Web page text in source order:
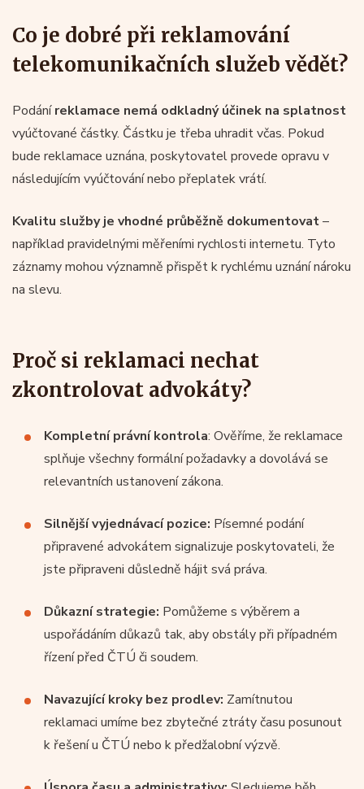
Co je dobré při reklamování
telekomunikačních služeb vědět?
Podáníreklamace nemá odkladný účinek na splatnost
vyúčtované částky. Částku je třeba uhradit včas. Pokud
bude reklamace uznána, poskytovatel provede opravu v
následujícím vyúčtování nebo přeplatek vrátí.
Kvalitu služby je vhodné průběžně dokumentovat–
například pravidelnými měřeními rychlosti internetu. Tyto
záznamy mohou významně přispět k rychlému uznání nároku
na slevu.
Proč si reklamaci nechat
zkontrolovat advokáty?
Kompletní právní kontrola: Ověříme, že reklamace
splňuje všechny formální požadavky a dovolává se
relevantních ustanovení zákona.
Silnější vyjednávací pozice: Písemné podání
připravené advokátem signalizuje poskytovateli, že
jste připraveni důsledně hájit svá práva.
Důkazní strategie: Pomůžeme s výběrem a
uspořádáním důkazů tak, aby obstály při případném
řízení před ČTÚ či soudem.
Navazující kroky bez prodlev: Zamítnutou
reklamaci umíme bez zbytečné ztráty času posunout
k řešení u ČTÚ nebo k předžalobní výzvě.